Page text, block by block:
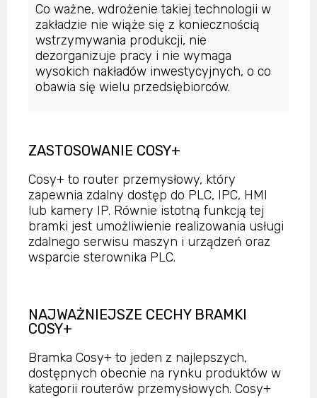
Co ważne, wdrożenie takiej technologii w
zakładzie nie wiąże się z koniecznością
wstrzymywania produkcji, nie
dezorganizuje pracy i nie wymaga
wysokich nakładów inwestycyjnych, o co
obawia się wielu przedsiębiorców.
ZASTOSOWANIE COSY+
Cosy+ to router przemysłowy, który
zapewnia zdalny dostęp do PLC, IPC, HMI
lub kamery IP. Równie istotną funkcją tej
bramki jest umożliwienie realizowania usługi
zdalnego serwisu maszyn i urządzeń oraz
wsparcie sterownika PLC.
NAJWAŻNIEJSZE CECHY BRAMKI
COSY+
Bramka Cosy+ to jeden z najlepszych,
dostępnych obecnie na rynku produktów w
kategorii routerów przemysłowych. Cosy+